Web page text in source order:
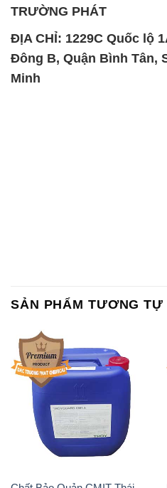
Chất tạo bọt Las P Tico Tank
IBC Bồn Việt Nam